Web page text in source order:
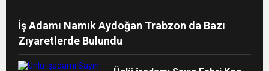
İş Adamı Namık Aydoğan Trabzon da Bazı
Zıyaretlerde Bulundu